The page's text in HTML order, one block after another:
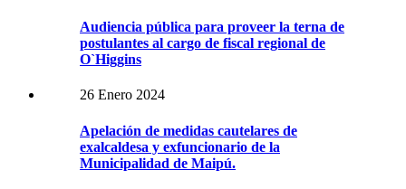
Audiencia pública para proveer la terna de
postulantes al cargo de fiscal regional de
O`Higgins
26 Enero 2024
Apelación de medidas cautelares de
exalcaldesa y exfuncionario de la
Municipalidad de Maipú.